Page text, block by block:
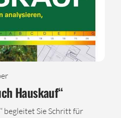
Hauskauf“
begleitet Sie Schritt für